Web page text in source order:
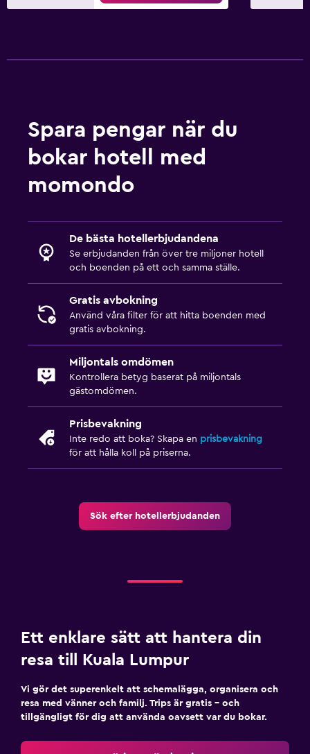
Spara pengar när du
bokar hotell med
momondo
De bästa hotellerbjudandena
Se erbjudanden från över tre miljoner hotell
och boenden på ett och samma ställe.
Gratis avbokning
Använd våra filter för att hitta boenden med
gratis avbokning.
Miljontals omdömen
Kontrollera betyg baserat på miljontals
gästomdömen.
Prisbevakning
Inte redo att boka? Skapa en prisbevakning
för att hålla koll på priserna.
Sök efter hotellerbjudanden
Ett enklare sätt att hantera din
resa till Kuala Lumpur
Vi gör det superenkelt att schemalägga, organisera och
resa med vänner och familj. Trips är gratis – och
tillgängligt för dig att använda oavsett var du bokar.